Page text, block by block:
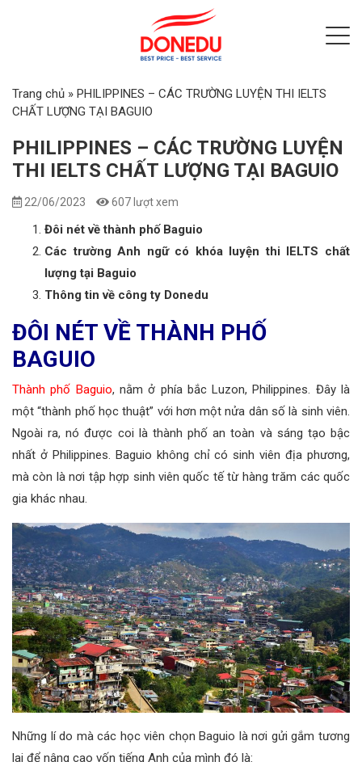
Trang chủ » PHILIPPINES – CÁC TRƯỜNG LUYỆN THI IELTS
CHẤT LƯỢNG TẠI BAGUIO
PHILIPPINES – CÁC TRƯỜNG LUYỆN
THI IELTS CHẤT LƯỢNG TẠI BAGUIO
22/06/2023 607 lượt xem
Đôi nét về thành phố Baguio
Các trường Anh ngữ có khóa luyện thi IELTS chất
lượng tại Baguio
Thông tin về công ty Donedu
ĐÔI NÉT VỀ THÀNH PHỐ
BAGUIO
Thành phố Baguio, nằm ở phía bắc Luzon, Philippines. Đây là
một “thành phố học thuật” với hơn một nửa dân số là sinh viên.
Ngoài ra, nó được coi là thành phố an toàn và sáng tạo bậc
nhất ở Philippines. Baguio không chỉ có sinh viên địa phương,
mà còn là nơi tập hợp sinh viên quốc tế từ hàng trăm các quốc
gia khác nhau.
Những lí do mà các học viên chọn Baguio là nơi gửi gắm tương
lai để nâng cao vốn tiếng Anh của mình đó là: